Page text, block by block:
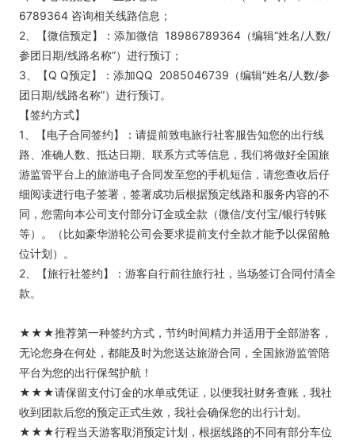
6789364 咨询相关线路信息；
2、【微信预定】：添加微信 18986789364（编辑“姓名/人数/
参团日期/线路名称”）进行预订；
3、【Q Q预定】：添加QQ 2085046739（编辑“姓名/人数/参
团日期/线路名称”）进行预订。
【签约方式】
1、【电子合同签约】：请提前致电旅行社客服告知您的出行线
路、准确人数、抵达日期、联系方式等信息，我们将做好全国旅
游监管平台上的旅游电子合同发至您的手机短信，请您查收后仔
细阅读进行电子签署，签署成功后根据预定线路和服务内容的不
同，您需向本公司支付部分订金或全款（微信/支付宝/银行转账
等）。（比如豪华游轮公司会要求提前支付全款才能予以保留舱
位计划）。
2、【旅行社签约】：游客自行前往旅行社，当场签订合同付清全
款。
★★★推荐第一种签约方式，节约时间精力并适用于全部游客，
无论您身在何处，都能及时为您送达旅游合同，全国旅游监管陪
平台为您的出行保驾护航！
★★★请保留支付订金的水单或凭证，以便我社财务查账，我社
收到团款后您的预定正式生效，我社会确保您的出行计划。
★★★行程当天游客取消预定计划，根据线路的不同有部分车位